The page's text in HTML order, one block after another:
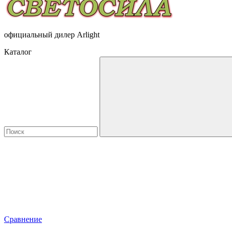
официальный дилер Arlight
Каталог
Сравнение